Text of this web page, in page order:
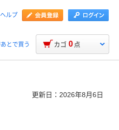
ヘルプ
あとで買う カゴ 0 点
更新日： 2026年8月6日